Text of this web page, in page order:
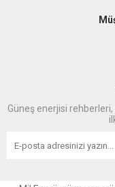
Güneş enerjisi